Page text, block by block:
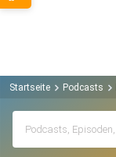
Startseite Podcasts